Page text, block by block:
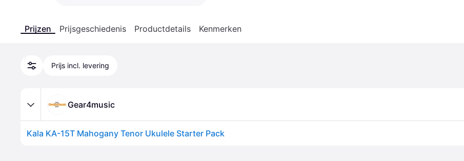
Prijzen Prijsgeschiedenis Productdetails Kenmerken
Prijs incl. levering
Gear4music
Kala KA-15T Mahogany Tenor Ukulele Starter Pack